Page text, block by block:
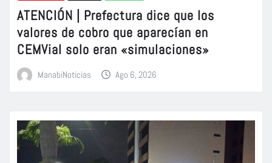
ATENCIÓN | Prefectura dice que los
valores de cobro que aparecían en
CEMVial solo eran «simulaciones»
ManabiNoticias Ago 6, 2026